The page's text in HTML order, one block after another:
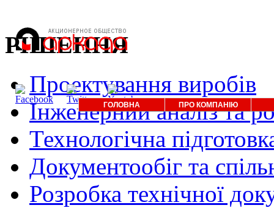
ГОЛОВНА ПРО КОМПАНІЮ
РІШЕННЯ
Проектування виробів
Інженерний аналіз та
Технологічна
Документообіг та
Розробка технічної